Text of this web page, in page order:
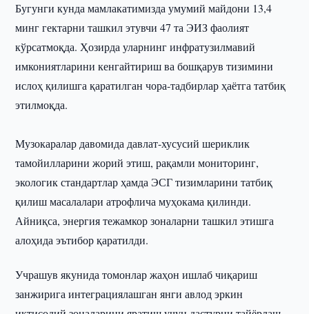
Бугунги кунда мамлакатимизда умумий майдони 13,4
минг гектарни ташкил этувчи 47 та ЭИЗ фаолият
кўрсатмоқда. Ҳозирда уларнинг инфратузилмавий
имкониятларини кенгайтириш ва бошқарув тизимини
ислоҳ қилишга қаратилган чора-тадбирлар ҳаётга татбиқ
этилмоқда.
Музокаралар давомида давлат-хусусий шериклик
тамойилларини жорий этиш, рақамли мониторинг,
экологик стандартлар ҳамда ЭСГ тизимларини татбиқ
қилиш масалалари атрофлича муҳокама қилинди.
Айниқса, энергия тежамкор зоналарни ташкил этишга
алоҳида эътибор қаратилди.
Учрашув якунида томонлар жаҳон ишлаб чиқариш
занжирига интеграциялашган янги авлод эркин